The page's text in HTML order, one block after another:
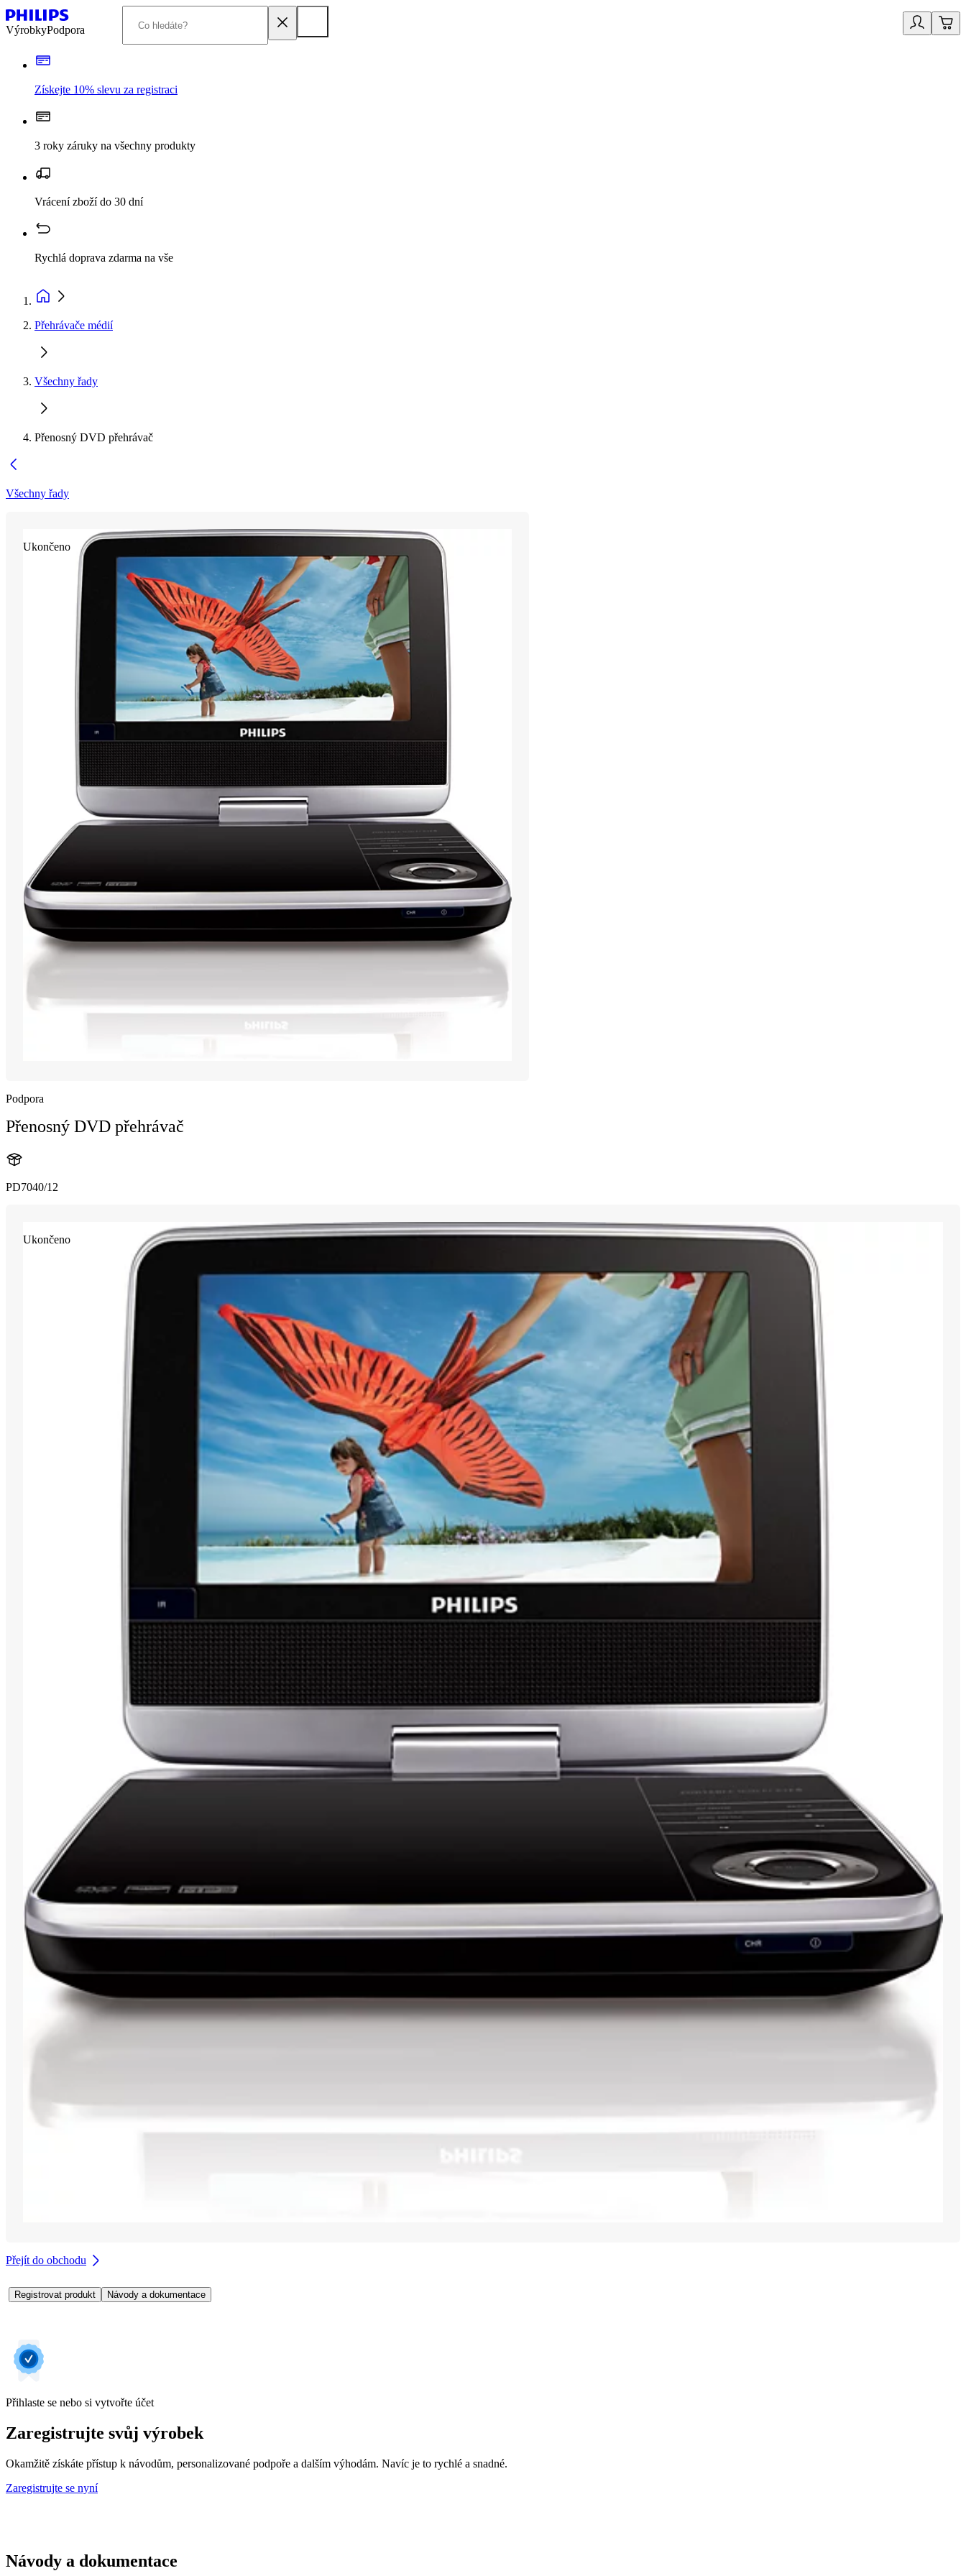
VýrobkyPodpora
Získejte 10% slevu za registraci
3 roky záruky na všechny produkty
Vrácení zboží do 30 dní
Rychlá doprava zdarma na vše
Přehrávače médií
Všechny řady
Přenosný DVD přehrávač
Všechny řady
Ukončeno
Podpora
Přenosný DVD přehrávač
PD7040/12
Ukončeno
Přejít do obchodu
Registrovat produkt Návody a dokumentace
Přihlaste se nebo si vytvořte účet
Zaregistrujte svůj výrobek
Okamžitě získáte přístup k návodům, personalizované podpoře a dalším výhodám. Navíc je to rychlé a snadné.
Zaregistrujte se nyní
Návody a dokumentace